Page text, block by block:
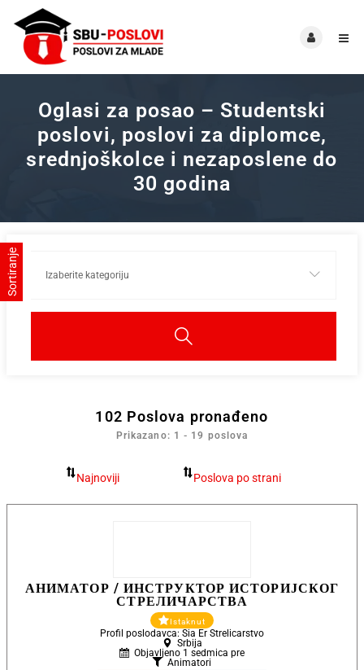
Oglasi za posao – Studentski
poslovi, poslovi za diplomce,
srednjoškolce i nezaposlene do
30 godina
102 Poslova pronađeno
Prikazano: 1 - 19 poslova
АНИМАТОР / ИНСТРУКТОР ИСТОРИЈСКОГ
СТРЕЛИЧАРСТВА
Istaknut
Profil poslodavca: Sia Er Strelicarstvo
Srbija
Objavljeno 1 sedmica pre
Animatori